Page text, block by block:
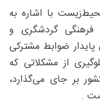
با اشاره به
فرهنگی گردشگری و
ضوابط مشترکی
از مشکلاتی که
بر جای می‌گذارد،
.